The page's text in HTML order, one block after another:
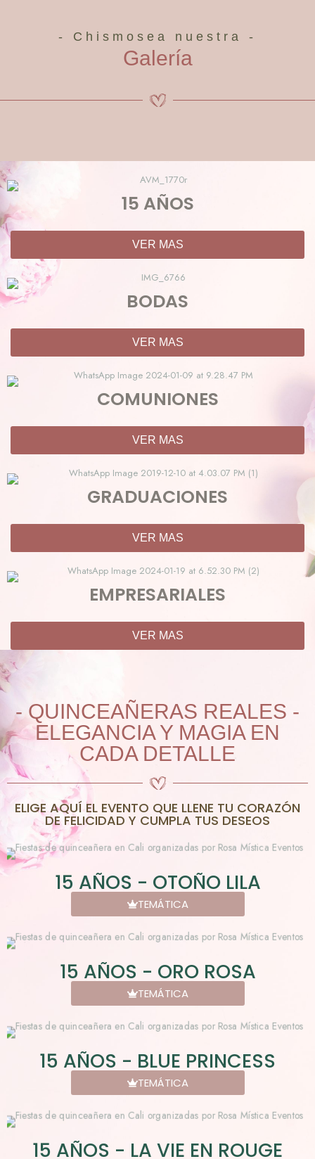
- Chismosea nuestra -
Galería
15 AÑOS
VER MAS
BODAS
VER MAS
COMUNIONES
VER MAS
GRADUACIONES
VER MAS
EMPRESARIALES
VER MAS
- QUINCEAÑERAS REALES -
ELEGANCIA Y MAGIA EN
CADA DETALLE
ELIGE AQUÍ EL EVENTO QUE LLENE TU CORAZÓN
DE FELICIDAD Y CUMPLA TUS DESEOS
15 AÑOS - OTOÑO LILA
TEMÁTICA
15 AÑOS - ORO ROSA
TEMÁTICA
15 AÑOS - BLUE PRINCESS
TEMÁTICA
15 AÑOS - LA VIE EN ROUGE